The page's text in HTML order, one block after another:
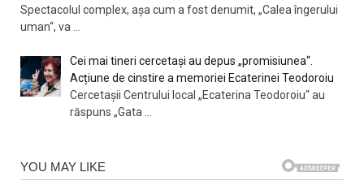
Spectacolul complex, așa cum a fost denumit, „Calea îngerului
uman“, va
Cei mai tineri cercetași au depus „promisiunea“.
Acțiune de cinstire a memoriei Ecaterinei Teodoroiu
Cercetașii Centrului local „Ecaterina Teodoroiu“ au
răspuns „Gata